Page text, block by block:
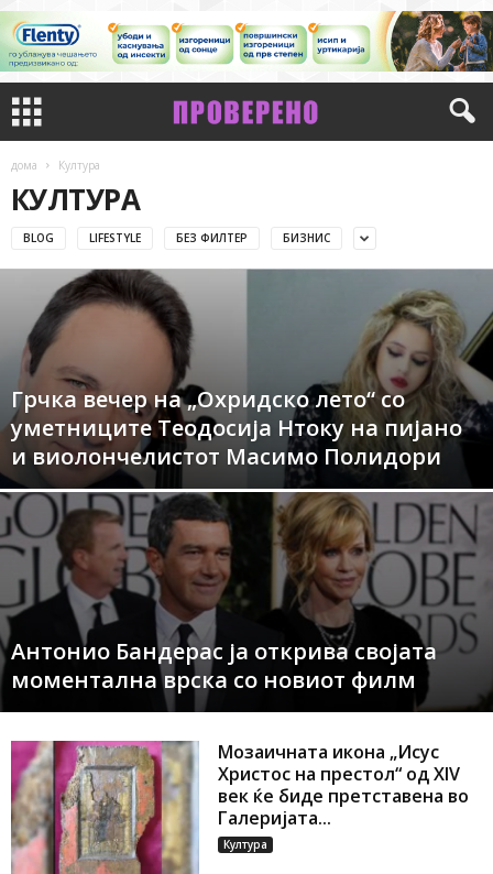
дома Култура
КУЛТУРА
BLOG LIFESTYLE БЕЗ ФИЛТЕР БИЗНИС
Грчка вечер на „Охридско лето“ со
уметниците Теодосија Нтоку на пијано
и виолончелистот Масимо Полидори
Антонио Бандерас ја открива својата
моментална врска со новиот филм
Мозаичната икона „Исус
Христос на престол“ од XIV
век ќе биде претставена во
Галеријата...
Култура